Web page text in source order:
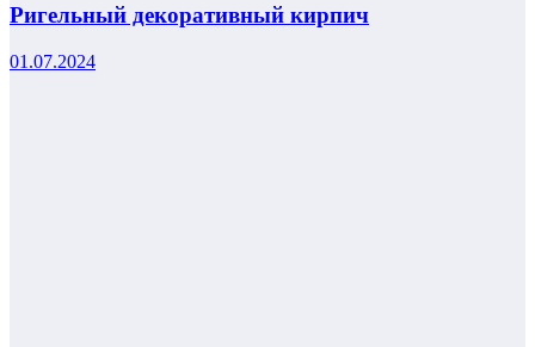
Ригельный декоративный кирпич
01.07.2024